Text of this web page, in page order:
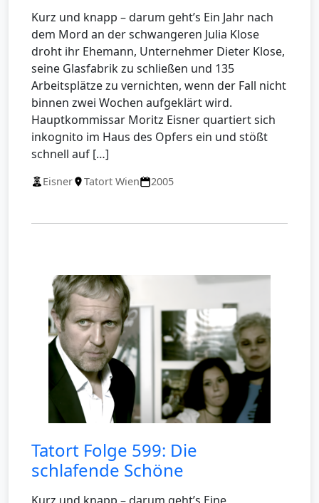
Kurz und knapp – darum geht’s Ein Jahr nach
dem Mord an der schwangeren Julia Klose
droht ihr Ehemann, Unternehmer Dieter Klose,
seine Glasfabrik zu schließen und 135
Arbeitsplätze zu vernichten, wenn der Fall nicht
binnen zwei Wochen aufgeklärt wird.
Hauptkommissar Moritz Eisner quartiert sich
inkognito im Haus des Opfers ein und stößt
schnell auf […]
Eisner Tatort Wien 2005
Tatort Folge 599: Die
schlafende Schöne